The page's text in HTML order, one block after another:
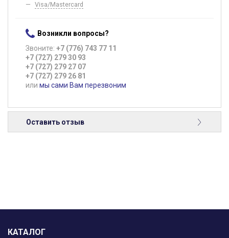
Visa/Mastercard
Возникли вопросы?
Звоните: +7 (776) 743 77 11
+7 (727) 279 30 93
+7 (727) 279 27 07
+7 (727) 279 26 81
или мы сами Вам перезвоним
Оставить отзыв
КАТАЛОГ